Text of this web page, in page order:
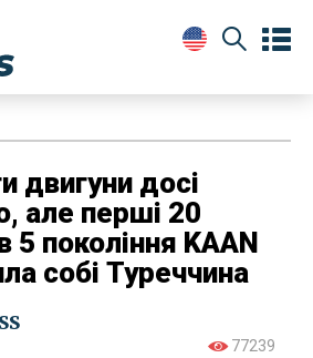
двигуни досі
але перші 20
5 покоління KAAN
собі Туреччина
77239